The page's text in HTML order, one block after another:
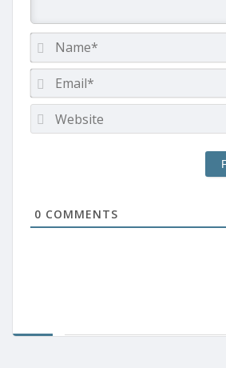
0 COMMENTS